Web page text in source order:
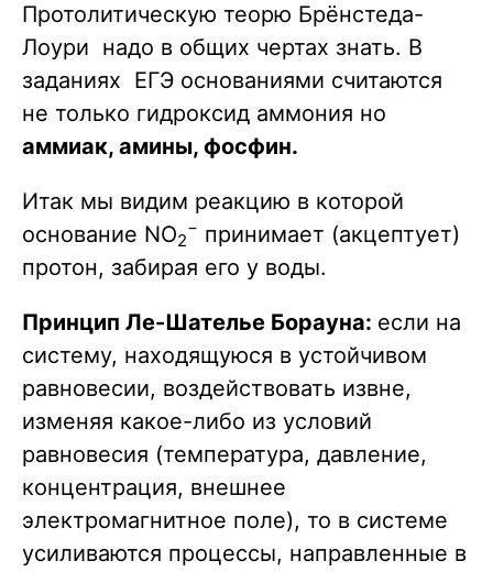
Протолитическую теорю Брёнстеда-
Лоури надо в общих чертах знать. В
заданиях ЕГЭ основаниями считаются
не только гидроксид аммония но
аммиак, амины, фосфин.
Итак мы видим реакцию в которой
основание NO2
− принимает (акцептует)
протон, забирая его у воды.
Принцип Ле-Шателье Борауна: если на
систему, находящуюся в устойчивом
равновесии, воздействовать извне,
изменяя какое-либо из условий
равновесия (температура, давление,
концентрация, внешнее
электромагнитное поле), то в системе
усиливаются процессы, направленные в